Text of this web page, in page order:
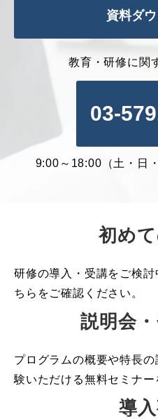
資料ダ
教育・研修に関
03-
9:00～18:00（土・日
初め
研修の導入・受講をご検
ちらをご確認ください。
説明会
プログラムの概要や特長
験いただける無料セミナー
導